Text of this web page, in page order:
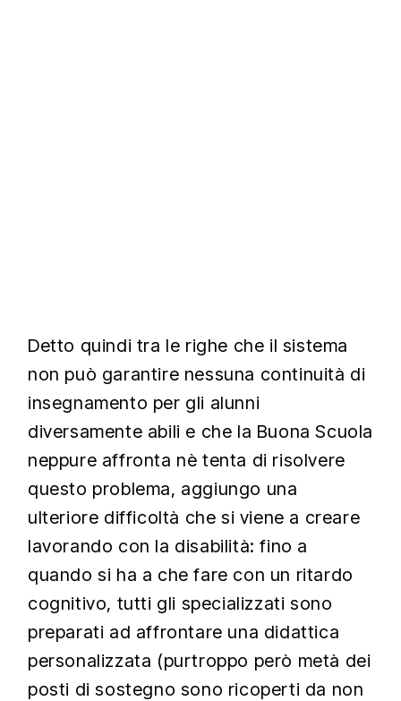
Detto quindi tra le righe che il sistema
non può garantire nessuna continuità di
insegnamento per gli alunni
diversamente abili e che la Buona Scuola
neppure affronta nè tenta di risolvere
questo problema, aggiungo una
ulteriore difficoltà che si viene a creare
lavorando con la disabilità: fino a
quando si ha a che fare con un ritardo
cognitivo, tutti gli specializzati sono
preparati ad affrontare una didattica
personalizzata (purtroppo però metà dei
posti di sostegno sono ricoperti da non